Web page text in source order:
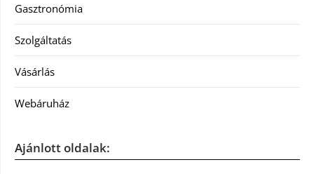
Gasztronómia
Szolgáltatás
Vásárlás
Webáruház
Ajánlott oldalak: